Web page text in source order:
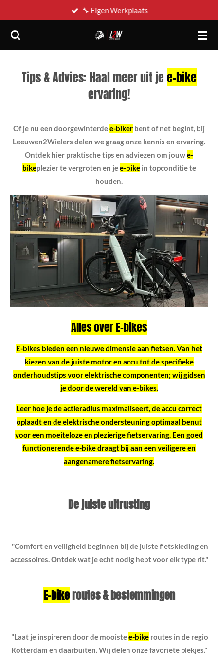
naar
de
🔧 Eigen Werkplaats
Tips & Advies: Haal meer uit jee-bike
ervaring!
Of je nu een doorgewinterdee-biker bent of net begint, bij
Leeuwen2Wielers delen we graag onze kennis en ervaring.
Ontdek hier praktische tips en adviezen om jouwe-
bikeplezier te vergroten en jee-bikein topconditie te
houden.
Alles over E-bikes
E-bikes bieden een nieuwe dimensie aan fietsen. Van het
kiezen van de juiste motor en accu tot de specifieke
onderhoudstips voor elektrische componenten; wij gidsen
je door de wereld van e-bikes.
Leer hoe je de actieradius maximaliseert, de accu correct
oplaadt en de elektrische ondersteuning optimaal benut
voor een moeiteloze en plezierige fietservaring. Een goed
functionerende e-bike draagt bij aan een veiligere en
aangenamere fietservaring.
De juiste uitrusting
"Comfort en veiligheid beginnen bij de juiste fietskleding en
accessoires. Ontdek wat je echt nodig hebt voor elk type rit."
E-bikeroutes & bestemmingen
"Laat je inspireren door de mooistee-bike routes in de regio
Rotterdam en daarbuiten. Wij delen onze favoriete plekjes."